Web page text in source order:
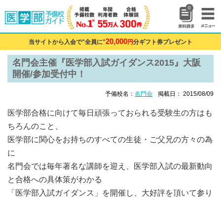
0
当サイトから入会で"全員に"20,000円分ギフト券プレゼント
名門会主催『医学部入試ガイダンス2015』大阪
開催/参加受付中！
予備校名： 名門会 掲載日： 2015/08/09
医学部合格に向けて毎日頑張っておられる受験生の方はも
ちろんのこと、
医学部に関心をお持ちのすべての生徒・ご父兄の方々の為
に
名門会では毎年著名な講師を迎え、医学部入試の最新動向
と合格への具体策がわかる
「医学部入試ガイダンス」を開催し、大好評を頂いて参り